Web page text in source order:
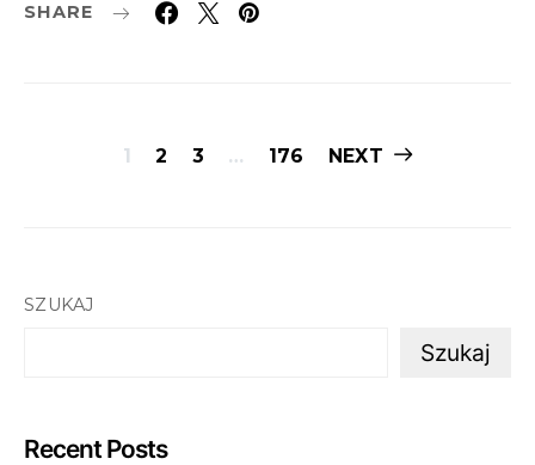
SHARE
Stronicowanie
1 2 3 … 176 NEXT
SZUKAJ
Szukaj
Recent Posts